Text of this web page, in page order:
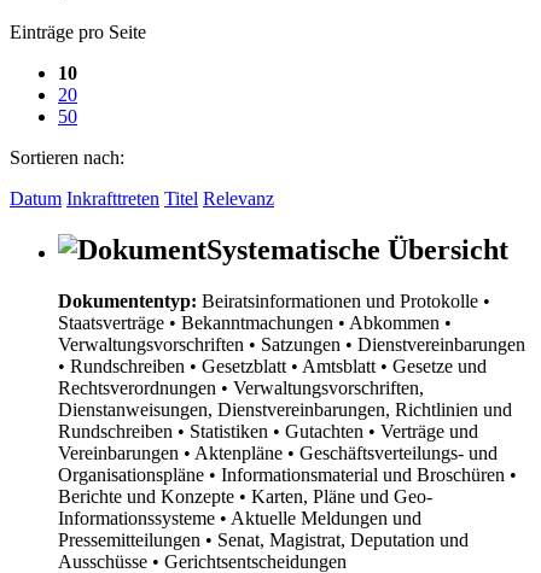
Einträge pro Seite
10
20
50
Sortieren nach:
Datum Inkrafttreten Titel Relevanz
Systematische Übersicht
Dokumententyp: Beiratsinformationen und Protokolle •
Staatsverträge • Bekanntmachungen • Abkommen •
Verwaltungsvorschriften • Satzungen • Dienstvereinbarungen
• Rundschreiben • Gesetzblatt • Amtsblatt • Gesetze und
Rechtsverordnungen • Verwaltungsvorschriften,
Dienstanweisungen, Dienstvereinbarungen, Richtlinien und
Rundschreiben • Statistiken • Gutachten • Verträge und
Vereinbarungen • Aktenpläne • Geschäftsverteilungs- und
Organisationspläne • Informationsmaterial und Broschüren •
Berichte und Konzepte • Karten, Pläne und Geo-
Informationssysteme • Aktuelle Meldungen und
Pressemitteilungen • Senat, Magistrat, Deputation und
Ausschüsse • Gerichtsentscheidungen